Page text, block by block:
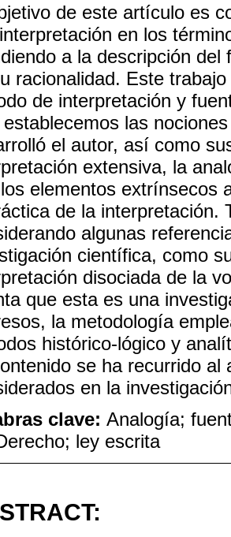
de este artículo es
en los
a la descripción
racionalidad. Este
de interpretación y
establecemos las
el autor, así como
extensiva, la
elementos extrínsecos
de la interpretación.
algunas
científica, como
disociada de la
que esta es una
la metodología
histórico-lógico y
se ha recurrido
en la
clave: Analogía;
ley escrita